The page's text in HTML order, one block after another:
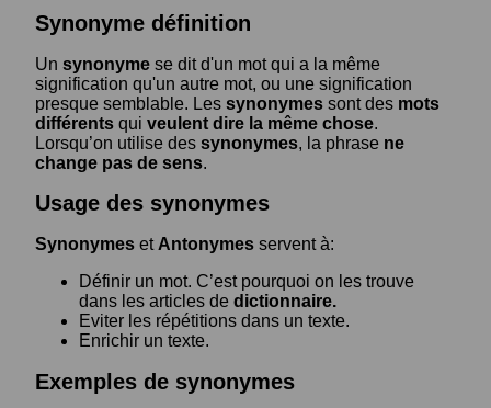
Synonyme définition
Un synonyme se dit d'un mot qui a la même
signification qu'un autre mot, ou une signification
presque semblable. Les synonymes sont des mots
différents qui veulent dire la même chose.
Lorsqu’on utilise des synonymes, la phrase ne
change pas de sens.
Usage des synonymes
Synonymes et Antonymes servent à:
Définir un mot. C’est pourquoi on les trouve
dans les articles de dictionnaire.
Eviter les répétitions dans un texte.
Enrichir un texte.
Exemples de synonymes